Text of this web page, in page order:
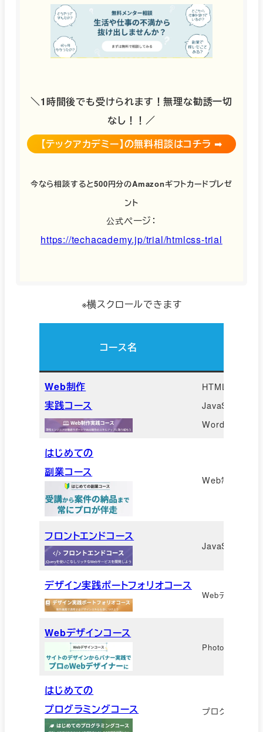
＼1時間後でも受けられます！無理な勧誘一切
なし！！ ／
【テックアカデミー】の無料相談はコチラ ➡︎
今なら相談すると500円分のAmazonギフトカードプレゼ
ント
公式ページ：
https://techacademy.jp/trial/htmlcss-trial
※横スクロールできます
コース名
Web制作
実践コース
HTML/CSS
JavaScript、
WordPressな
はじめての
副業コース
Web制作の基
フロントエンドコース
JavaScript、
デザイン実践ポートフォリオコース
Webデザインの
Webデザインコース
Photoshop、XD
はじめての
プログラミングコース
プログラミン